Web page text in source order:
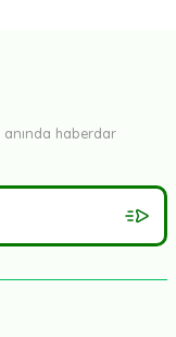
anında haberdar